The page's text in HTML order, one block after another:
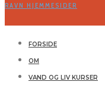
RAVN HJEMMESIDER
FORSIDE
OM
VAND OG LIV KURSER